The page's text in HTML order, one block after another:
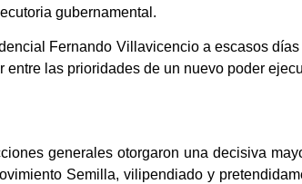
gubernamental.
Fernando Villavicencio a escasos
las prioridades de un nuevo poder
generales otorgaron una decisiva
Semilla, vilipendiado y